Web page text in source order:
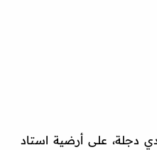
دجلة، على أرضية استاد